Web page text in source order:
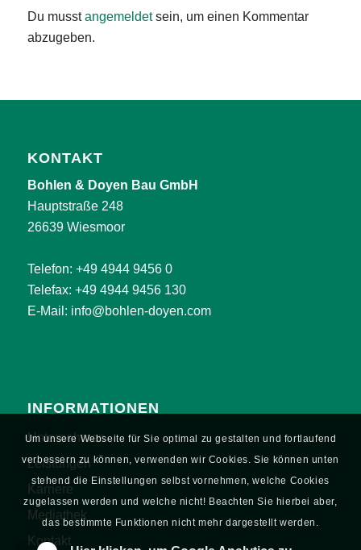
Du musstangemeldetsein, um einen Kommentar
abzugeben.
KONTAKT
Bohlen & Doyen Bau GmbH
Hauptstraße 248
26639 Wiesmoor
Telefon: +49 4944 9456 0
Telefax: +49 4944 9456 130
E-Mail: info@bohlen-doyen.com
INFORMATIONEN
Unternehmen
Leistungen
Karriere
Mediathek
Kontakt
Um unsere Webseite für Sie optimal zu gestalten und fortlaufend
verbessern zu können, verwenden wir Cookies. Sie können unten
stehend die Einstellungen selbst vornehmen, welche Cookies
zugelassen werden und welche nicht! Beachten Sie hierbei aber,
das bestimmte Funktionen nicht mehr dargestellt werden.